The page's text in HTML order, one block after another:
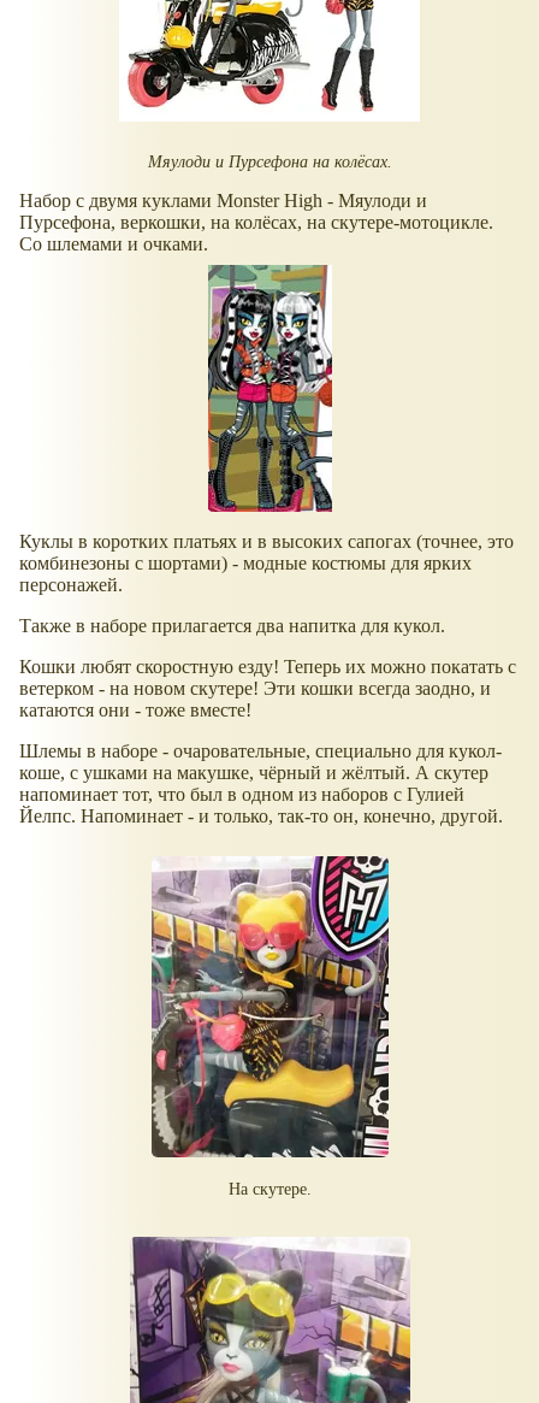
Мяулоди и Пурсефона на колёсах.
Набор с двумя куклами Monster High - Мяулоди и
Пурсефона, веркошки, на колёсах, на скутере-мотоцикле.
Со шлемами и очками.
Куклы в коротких платьях и в высоких сапогах (точнее, это
комбинезоны с шортами) - модные костюмы для ярких
персонажей.
Также в наборе прилагается два напитка для кукол.
Кошки любят скоростную езду! Теперь их можно покатать с
ветерком - на новом скутере! Эти кошки всегда заодно, и
катаются они - тоже вместе!
Шлемы в наборе - очаровательные, специально для кукол-
коше, с ушками на макушке, чёрный и жёлтый. А скутер
напоминает тот, что был в одном из наборов с Гулией
Йелпс. Напоминает - и только, так-то он, конечно, другой.
На скутере.